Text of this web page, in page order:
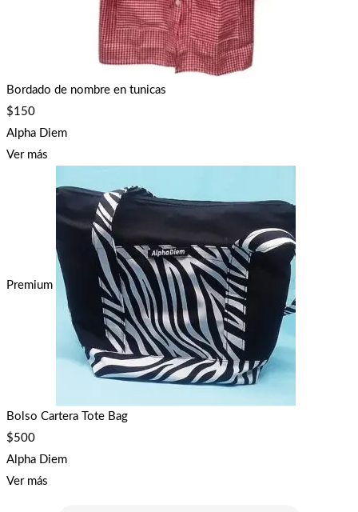
Bordado de nombre en tunicas
$150
Alpha Diem
Ver más
Premium
Bolso Cartera Tote Bag
$500
Alpha Diem
Ver más